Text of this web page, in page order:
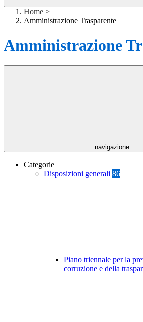
Home >
Amministrazione Trasparente
Amministrazione
navigazione
Categorie
Disposizioni generali 86
Piano triennale per la
corruzione e della